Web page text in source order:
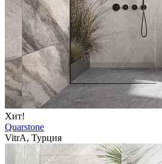
Хит!
Quarstone
VitrA, Турция